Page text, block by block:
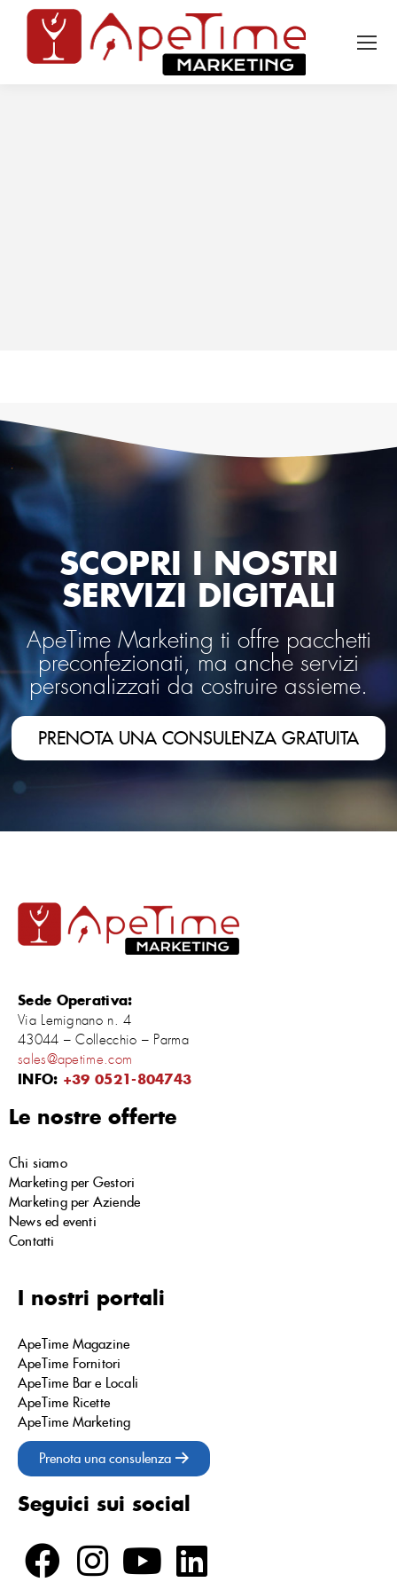
SCOPRI I NOSTRI
SERVIZI DIGITALI
ApeTime Marketing ti offre pacchetti
preconfezionati, ma anche servizi
personalizzati da costruire assieme.
PRENOTA UNA CONSULENZA GRATUITA
Sede Operativa:
Via Lemignano n. 4
43044 – Collecchio – Parma
sales@apetime.com
INFO: +39 0521-804743
Le nostre offerte
Chi siamo
Marketing per Gestori
Marketing per Aziende
News ed eventi
Contatti
I nostri portali
ApeTime Magazine
ApeTime Fornitori
ApeTime Bar e Locali
ApeTime Ricette
ApeTime Marketing
Prenota una consulenza
Seguici sui social